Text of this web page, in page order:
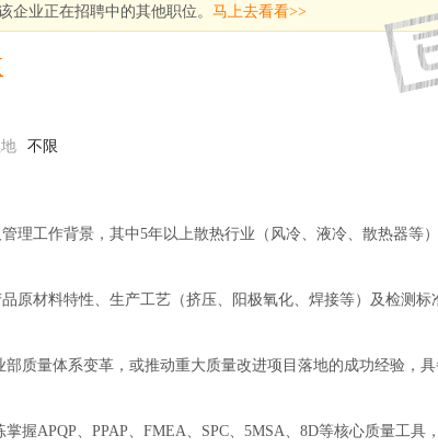
企业正在招聘中的其他职位。 马上去看看>>
不限
理工作背景，其中5年以上散热行业（风冷、液冷、散热器等
原材料特性、生产工艺（挤压、阳极氧化、焊接等）及检测
质量体系变革，或推动重大质量改进项目落地的成功经验，
握APQP、PPAP、FMEA、SPC、5MSA、8D等核心质量工